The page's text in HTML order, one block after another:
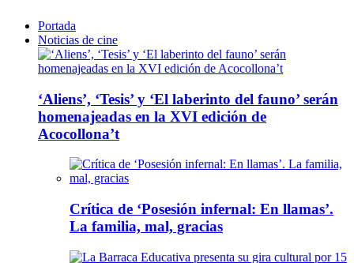
Portada
Noticias de cine
‘Aliens’, ‘Tesis’ y ‘El laberinto del fauno’ serán
homenajeadas en la XVI edición de
Acocollona’t
Crítica de ‘Posesión infernal: En llamas’.
La familia, mal, gracias